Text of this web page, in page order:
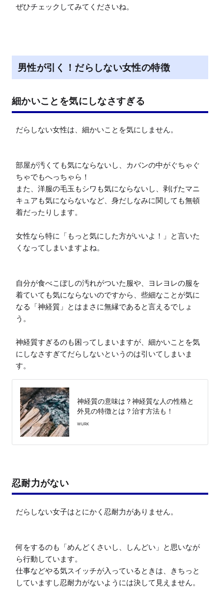
ぜひチェックしてみてくださいね。
男性が引く！だらしない女性の特徴
細かいことを気にしなさすぎる
だらしない女性は、細かいことを気にしません。
部屋が汚くても気にならないし、カバンの中がぐちゃぐ
ちゃでもへっちゃら！
また、洋服の毛玉もシワも気にならないし、剥げたマニ
キュアも気にならないなど、身だしなみに関しても無頓
着だったりします。
女性なら特に「もっと気にした方がいいよ！」と言いた
くなってしまいますよね。
自分が食べこぼしの汚れがついた服や、ヨレヨレの服を
着ていても気にならないのですから、些細なことが気に
なる「神経質」とはまさに無縁であると言えるでしょ
う。
神経質すぎるのも困ってしまいますが、細かいことを気
にしなさすぎてだらしないというのは引いてしまいま
す。
神経質の意味は？神経質な人の性格と
外見の特徴とは？治す方法も！
WURK
忍耐力がない
だらしない女子はとにかく忍耐力がありません。
何をするのも「めんどくさいし、しんどい」と思いなが
ら行動しています。
仕事などやる気スイッチが入っているときは、きちっと
していますし忍耐力がないようには決して見えません。